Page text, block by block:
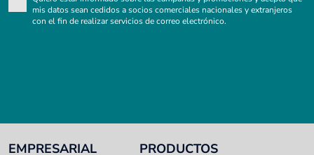
mis datos sean cedidos a socios comerciales nacionales y extranjeros
con el fin de realizar servicios de correo electrónico.
EMPRESARIAL PRODUCTOS